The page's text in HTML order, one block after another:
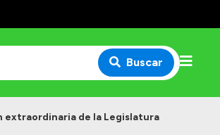
Buscar
extraordinaria de la Legislatura